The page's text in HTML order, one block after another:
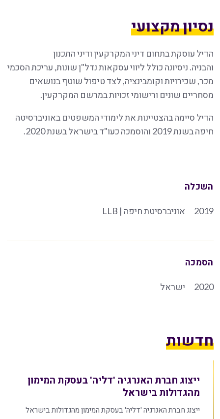
נסיון מקצועי
הדיל עוסקת בתחום דיני המקרקעין ודיני התכנון
והבניה. ניסיונה כולל ליווי עסקאות נדל"ן שונות, עריכת הסכמי
מכר, שכירויות וקומבינציה, לצד טיפול שוטף בנושאים
מסחריים שונים ורישומי זכויות במרשם המקרקעין.
הדיל סיימה בהצטיינות את לימודי המשפטים באוניברסיטה
חיפה בשנת 2019 והוסמכה כעו"ד בישראל בשנת 2020.
השכלה
2019 אוניברסיטת חיפה | LLB
הסמכה
2020 ישראל
חדשות
ייצוג חברת האנרגיה 'דליה' בעסקת המימון
מהגדולות בישראל
ייצוג חברת האנרגיה 'דליה' בעסקת המימון מהגדולות בישראל